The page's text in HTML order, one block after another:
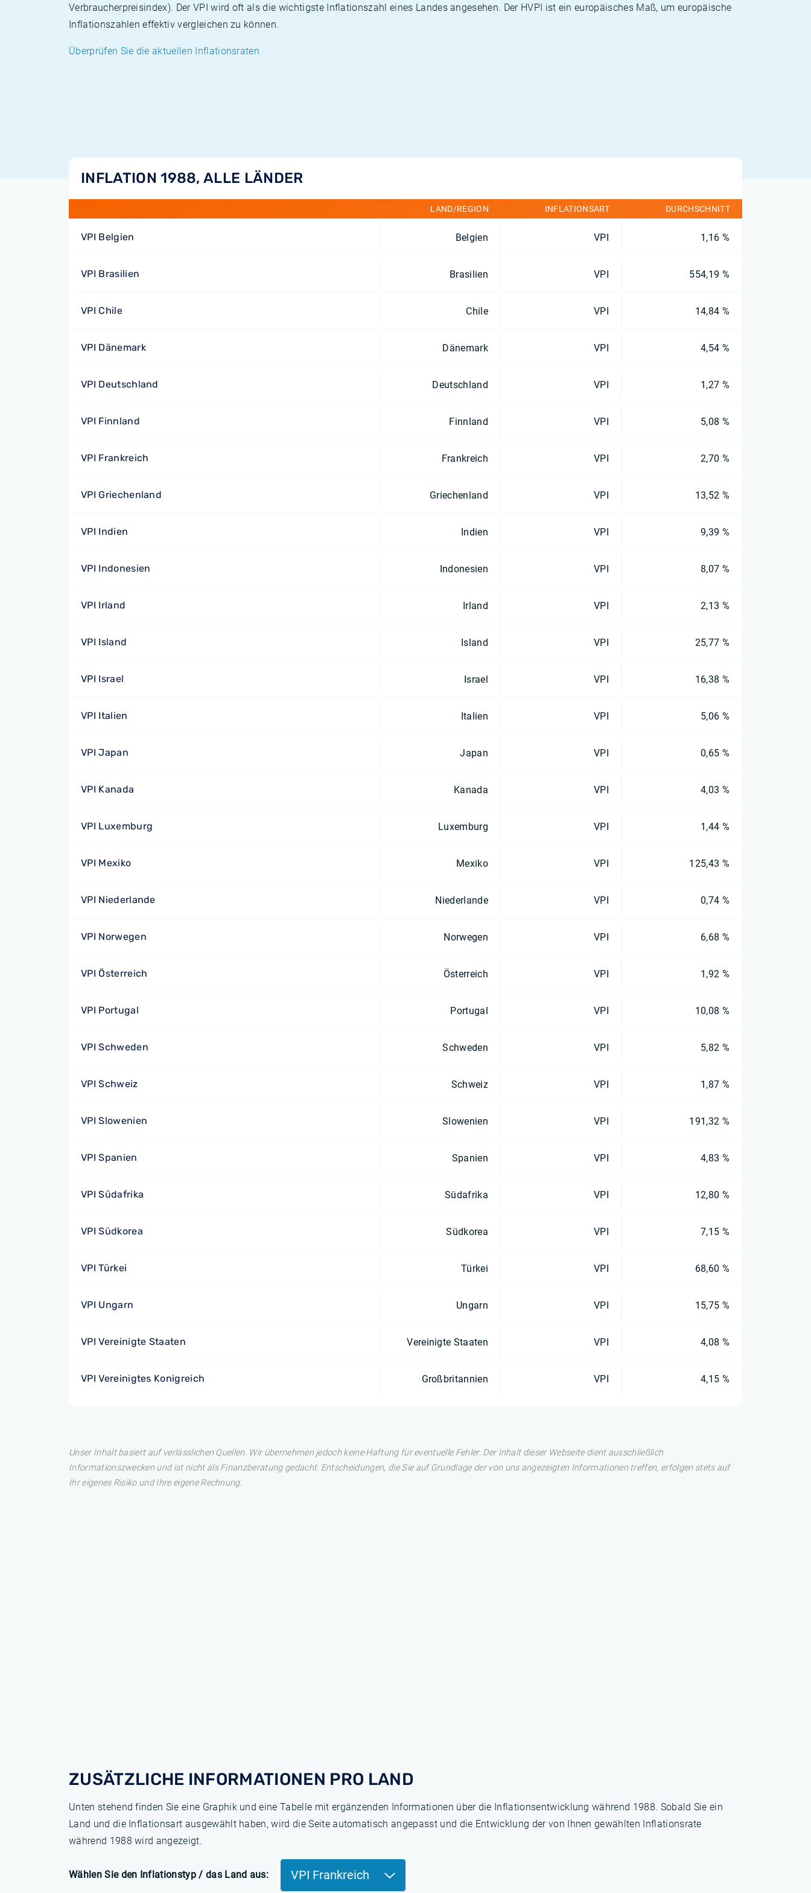
Verbraucherpreisindex). Der VPI wird oft als die wichtigste Inflationszahl eines Landes angesehen. Der HVPI ist ein europäisches Maß, um europäische
Inflationszahlen effektiv vergleichen zu können.
Überprüfen Sie die aktuellen Inflationsraten
INFLATION 1988, ALLE LÄNDER
LAND/REGION INFLATIONSART DURCHSCHNITT
VPI Belgien Belgien VPI 1,16 %
VPI Brasilien Brasilien VPI 554,19 %
VPI Chile Chile VPI 14,84 %
VPI Dänemark Dänemark VPI 4,54 %
VPI Deutschland Deutschland VPI 1,27 %
VPI Finnland Finnland VPI 5,08 %
VPI Frankreich Frankreich VPI 2,70 %
VPI Griechenland Griechenland VPI 13,52 %
VPI Indien Indien VPI 9,39 %
VPI Indonesien Indonesien VPI 8,07 %
VPI Irland Irland VPI 2,13 %
VPI Island Island VPI 25,77 %
VPI Israel Israel VPI 16,38 %
VPI Italien Italien VPI 5,06 %
VPI Japan Japan VPI 0,65 %
VPI Kanada Kanada VPI 4,03 %
VPI Luxemburg Luxemburg VPI 1,44 %
VPI Mexiko Mexiko VPI 125,43 %
VPI Niederlande Niederlande VPI 0,74 %
VPI Norwegen Norwegen VPI 6,68 %
VPI Österreich Österreich VPI 1,92 %
VPI Portugal Portugal VPI 10,08 %
VPI Schweden Schweden VPI 5,82 %
VPI Schweiz Schweiz VPI 1,87 %
VPI Slowenien Slowenien VPI 191,32 %
VPI Spanien Spanien VPI 4,83 %
VPI Südafrika Südafrika VPI 12,80 %
VPI Südkorea Südkorea VPI 7,15 %
VPI Türkei Türkei VPI 68,60 %
VPI Ungarn Ungarn VPI 15,75 %
VPI Vereinigte Staaten Vereinigte Staaten VPI 4,08 %
VPI Vereinigtes Konigreich Großbritannien VPI 4,15 %
Unser Inhalt basiert auf verlässlichen Quellen. Wir übernehmen jedoch keine Haftung für eventuelle Fehler. Der Inhalt dieser Webseite dient ausschließlich
Informationszwecken und ist nicht als Finanzberatung gedacht. Entscheidungen, die Sie auf Grundlage der von uns angezeigten Informationen treffen, erfolgen stets auf
Ihr eigenes Risiko und Ihre eigene Rechnung.
ZUSÄTZLICHE INFORMATIONEN PRO LAND
Unten stehend finden Sie eine Graphik und eine Tabelle mit ergänzenden Informationen über die Inflationsentwicklung während 1988. Sobald Sie ein
Land und die Inflationsart ausgewählt haben, wird die Seite automatisch angepasst und die Entwicklung der von Ihnen gewählten Inflationsrate
während 1988 wird angezeigt.
Wählen Sie den Inflationstyp / das Land aus: VPI Frankreich